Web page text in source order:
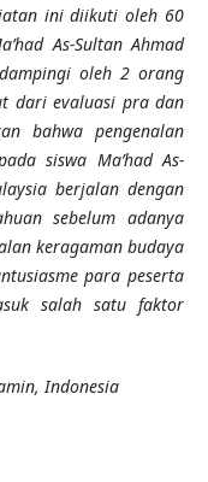
ini diikuti oleh 60
As-Sultan Ahmad
oleh 2 orang
darievaluasi pra dan
bahwa pengenalan
siswa Ma’hadAs-
berjalan dengan
sebelum adanya
keragaman budaya
para peserta
salah satu faktor
Indonesia